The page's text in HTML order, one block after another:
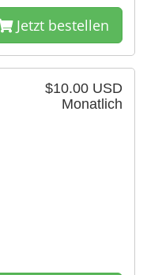
Jetzt bestellen
$10.00 USD
Monatlich